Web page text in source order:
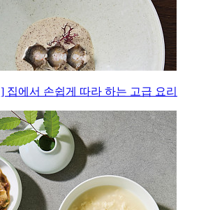
집에서 손쉽게 따라 하는 고급 요리